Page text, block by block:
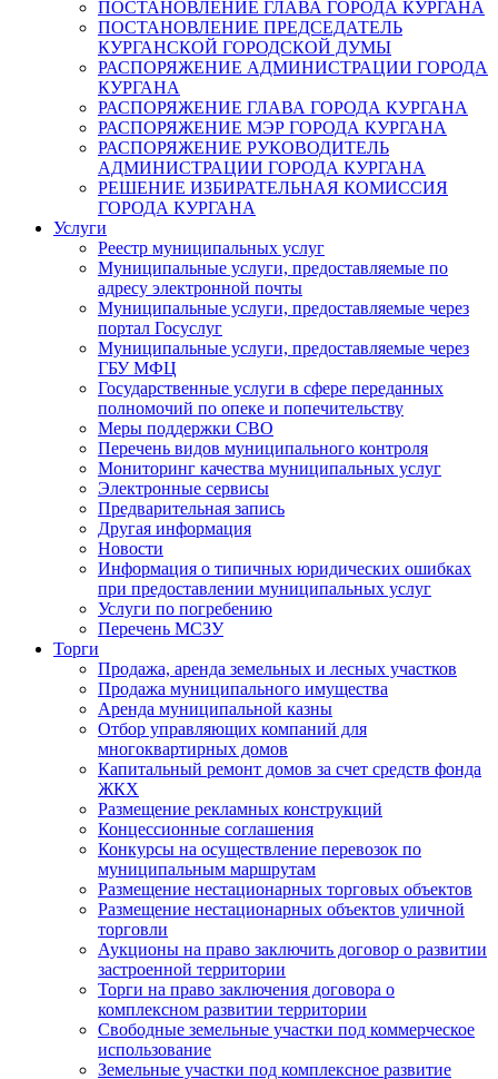
ПОСТАНОВЛЕНИЕ ГЛАВА ГОРОДА КУРГАНА
ПОСТАНОВЛЕНИЕ ПРЕДСЕДАТЕЛЬ
КУРГАНСКОЙ ГОРОДСКОЙ ДУМЫ
РАСПОРЯЖЕНИЕ АДМИНИСТРАЦИИ ГОРОДА
КУРГАНА
РАСПОРЯЖЕНИЕ ГЛАВА ГОРОДА КУРГАНА
РАСПОРЯЖЕНИЕ МЭР ГОРОДА КУРГАНА
РАСПОРЯЖЕНИЕ РУКОВОДИТЕЛЬ
АДМИНИСТРАЦИИ ГОРОДА КУРГАНА
РЕШЕНИЕ ИЗБИРАТЕЛЬНАЯ КОМИССИЯ
ГОРОДА КУРГАНА
Услуги
Реестр муниципальных услуг
Муниципальные услуги, предоставляемые по
адресу электронной почты
Муниципальные услуги, предоставляемые через
портал Госуслуг
Муниципальные услуги, предоставляемые через
ГБУ МФЦ
Государственные услуги в сфере переданных
полномочий по опеке и попечительству
Меры поддержки СВО
Перечень видов муниципального контроля
Мониторинг качества муниципальных услуг
Электронные сервисы
Предварительная запись
Другая информация
Новости
Информация о типичных юридических ошибках
при предоставлении муниципальных услуг
Услуги по погребению
Перечень МСЗУ
Торги
Продажа, аренда земельных и лесных участков
Продажа муниципального имущества
Аренда муниципальной казны
Отбор управляющих компаний для
многоквартирных домов
Капитальный ремонт домов за счет средств фонда
ЖКХ
Размещение рекламных конструкций
Концессионные соглашения
Конкурсы на осуществление перевозок по
муниципальным маршрутам
Размещение нестационарных торговых объектов
Размещение нестационарных объектов уличной
торговли
Аукционы на право заключить договор о развитии
застроенной территории
Торги на право заключения договора о
комплексном развитии территории
Свободные земельные участки под коммерческое
использование
Земельные участки под комплексное развитие